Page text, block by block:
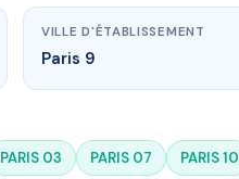
VILLE D'ÉTABLISSEMENT
Paris 9
PARIS 03 PARIS 07 PARIS 10